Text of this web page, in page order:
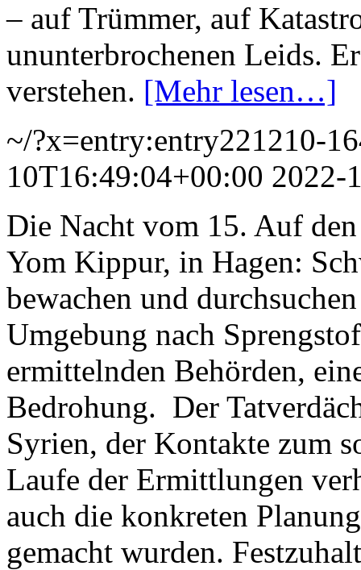
– auf Trümmer, auf
ununterbrochenen Leids.
verstehen. [Mehr lesen…]
~/?x=entry:entry221210-
10T16:49:04+00:00 2022-
Die Nacht vom 15. Auf
Yom Kippur, in Hagen:
bewachen und
Umgebung nach
ermittelnden Behörden,
Bedrohung. Der
Syrien, der Kontakte zum
Laufe der Ermittlungen
auch die konkreten
gemacht wurden.